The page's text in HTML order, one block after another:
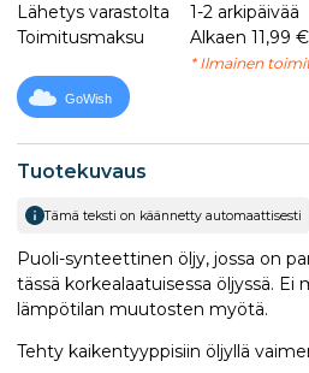
Tuotekuvaus
Tämä teksti on käännetty automaattisesti
Puoli-synteettinen öljy, jossa on
tässä korkealaatuisessa öljyssä.
lämpötilan muutosten myötä.
Tehty kaikentyyppisiin öljyllä
Lähetys varastolta
1-2 arkipäivää
Toimitusmaksu
Alkaen 11,99 €
* Ilmainen
GoWish